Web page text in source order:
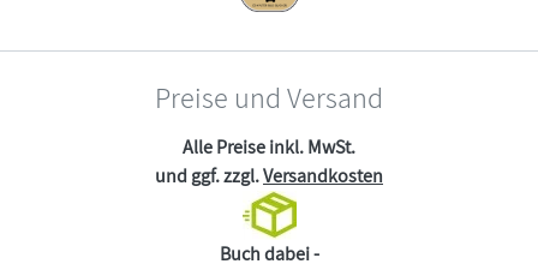
Preise und Versand
Alle Preise inkl. MwSt.
und ggf. zzgl.Versandkosten
Buch dabei -